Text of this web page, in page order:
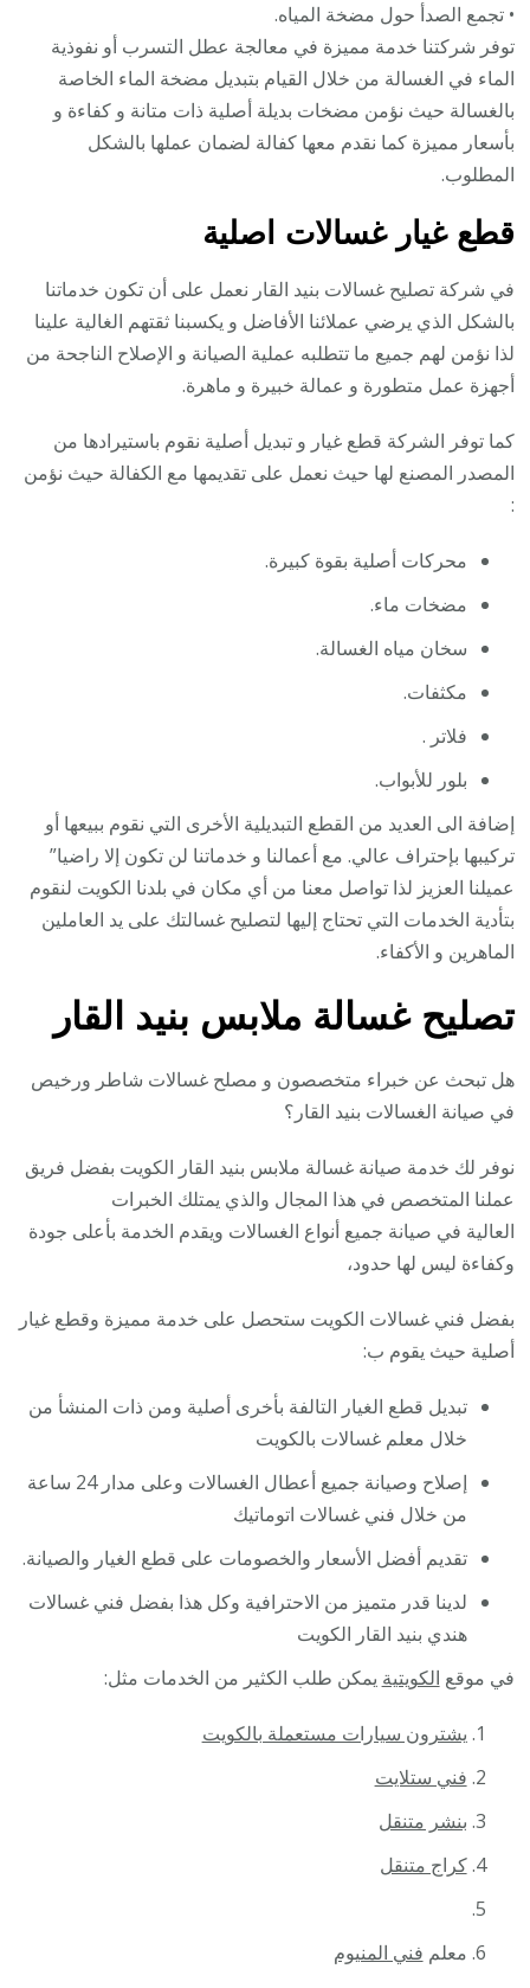
• تجمع الصدأ حول مضخة المياه.
توفر شركتنا خدمة مميزة في معالجة عطل التسرب أو نفوذية
الماء في الغسالة من خلال القيام بتبديل مضخة الماء الخاصة
بالغسالة حيث نؤمن مضخات بديلة أصلية ذات متانة و كفاءة و
بأسعار مميزة كما نقدم معها كفالة لضمان عملها بالشكل
المطلوب.
قطع غيار غسالات اصلية
في شركة تصليح غسالات بنيد القار نعمل على أن تكون خدماتنا
بالشكل الذي يرضي عملائنا الأفاضل و يكسبنا ثقتهم الغالية علينا
لذا نؤمن لهم جميع ما تتطلبه عملية الصيانة و الإصلاح الناجحة من
أجهزة عمل متطورة و عمالة خبيرة و ماهرة.
كما توفر الشركة قطع غيار و تبديل أصلية نقوم باستيرادها من
المصدر المصنع لها حيث نعمل على تقديمها مع الكفالة حيث نؤمن
:
محركات أصلية بقوة كبيرة.
مضخات ماء.
سخان مياه الغسالة.
مكثفات.
فلاتر .
بلور للأبواب.
إضافة الى العديد من القطع التبديلية الأخرى التي نقوم ببيعها أو
تركيبها بإحتراف عالي. مع أعمالنا و خدماتنا لن تكون إلا راضيا”
عميلنا العزيز لذا تواصل معنا من أي مكان في بلدنا الكويت لنقوم
بتأدية الخدمات التي تحتاج إليها لتصليح غسالتك على يد العاملين
الماهرين و الأكفاء.
تصليح غسالة ملابس بنيد القار
هل تبحث عن خبراء متخصصون و مصلح غسالات شاطر ورخيص
في صيانة الغسالات بنيد القار؟
نوفر لك خدمة صيانة غسالة ملابس بنيد القار الكويت بفضل فريق
عملنا المتخصص في هذا المجال والذي يمتلك الخبرات
العالية في صيانة جميع أنواع الغسالات ويقدم الخدمة بأعلى جودة
وكفاءة ليس لها حدود،
بفضل فني غسالات الكويت ستحصل على خدمة مميزة وقطع غيار
أصلية حيث يقوم ب:
تبديل قطع الغيار التالفة بأخرى أصلية ومن ذات المنشأ من
خلال معلم غسالات بالكويت
إصلاح وصيانة جميع أعطال الغسالات وعلى مدار 24 ساعة
من خلال فني غسالات اتوماتيك
تقديم أفضل الأسعار والخصومات على قطع الغيار والصيانة.
لدينا قدر متميز من الاحترافية وكل هذا بفضل فني غسالات
هندي بنيد القار الكويت
في موقع الكويتية يمكن طلب الكثير من الخدمات مثل:
يشترون سيارات مستعملة بالكويت
فني ستلايت
بنشر متنقل
كراج متنقل
معلم فني المنيوم